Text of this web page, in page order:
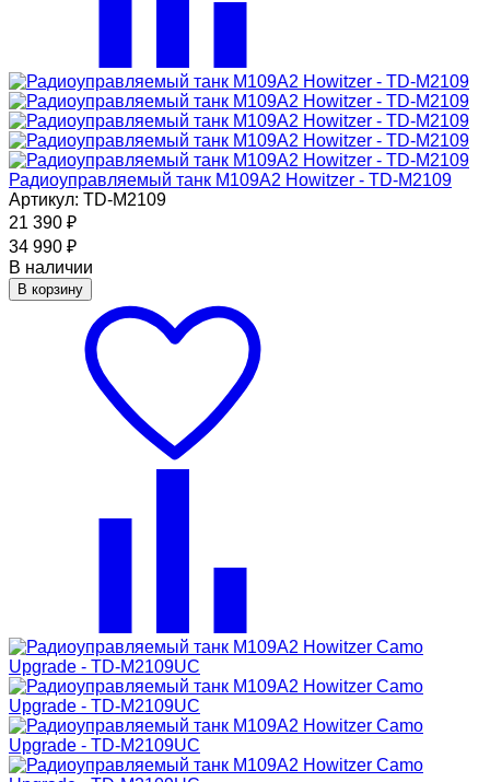
Радиоуправляемый танк M109A2 Howitzer - TD-M2109
Артикул: TD-M2109
21 390 ₽
34 990 ₽
В наличии
В корзину